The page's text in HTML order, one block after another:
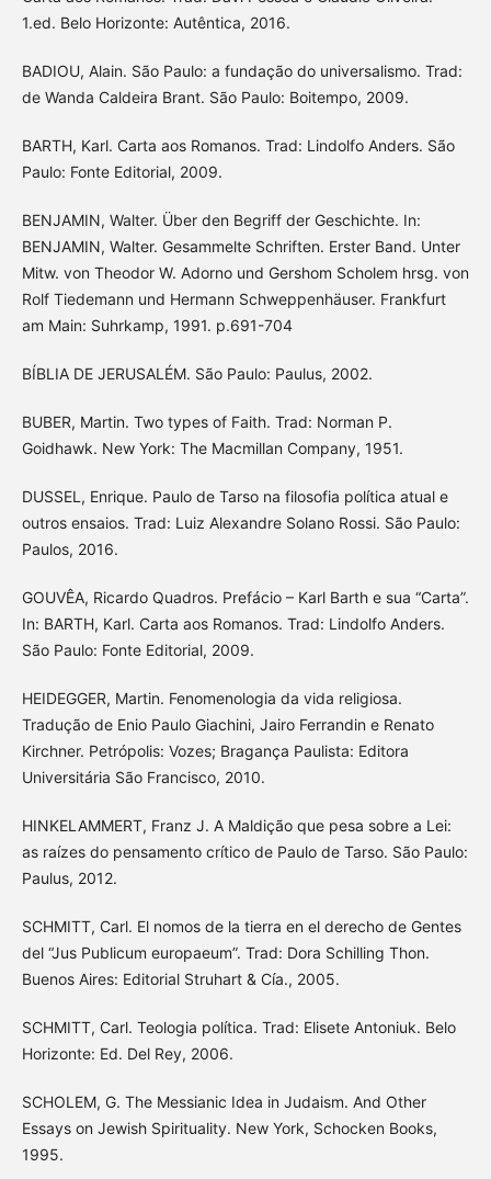
1.ed. Belo Horizonte: Autêntica, 2016.
BADIOU, Alain. São Paulo: a fundação do universalismo. Trad:
de Wanda Caldeira Brant. São Paulo: Boitempo, 2009.
BARTH, Karl. Carta aos Romanos. Trad: Lindolfo Anders. São
Paulo: Fonte Editorial, 2009.
BENJAMIN, Walter. Über den Begriff der Geschichte. In:
BENJAMIN, Walter. Gesammelte Schriften. Erster Band. Unter
Mitw. von Theodor W. Adorno und Gershom Scholem hrsg. von
Rolf Tiedemann und Hermann Schweppenhäuser. Frankfurt
am Main: Suhrkamp, 1991. p.691-704
BÍBLIA DE JERUSALÉM. São Paulo: Paulus, 2002.
BUBER, Martin. Two types of Faith. Trad: Norman P.
Goidhawk. New York: The Macmillan Company, 1951.
DUSSEL, Enrique. Paulo de Tarso na filosofia política atual e
outros ensaios. Trad: Luiz Alexandre Solano Rossi. São Paulo:
Paulos, 2016.
GOUVÊA, Ricardo Quadros. Prefácio – Karl Barth e sua “Carta”.
In: BARTH, Karl. Carta aos Romanos. Trad: Lindolfo Anders.
São Paulo: Fonte Editorial, 2009.
HEIDEGGER, Martin. Fenomenologia da vida religiosa.
Tradução de Enio Paulo Giachini, Jairo Ferrandin e Renato
Kirchner. Petrópolis: Vozes; Bragança Paulista: Editora
Universitária São Francisco, 2010.
HINKELAMMERT, Franz J. A Maldição que pesa sobre a Lei:
as raízes do pensamento crítico de Paulo de Tarso. São Paulo:
Paulus, 2012.
SCHMITT, Carl. El nomos de la tierra en el derecho de Gentes
del “Jus Publicum europaeum”. Trad: Dora Schilling Thon.
Buenos Aires: Editorial Struhart & Cía., 2005.
SCHMITT, Carl. Teologia política. Trad: Elisete Antoniuk. Belo
Horizonte: Ed. Del Rey, 2006.
SCHOLEM, G. The Messianic Idea in Judaism. And Other
Essays on Jewish Spirituality. New York, Schocken Books,
1995.